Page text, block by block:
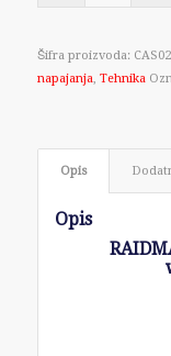
Šifra proizvoda:
napajanja Tehnika
Opis
Opis